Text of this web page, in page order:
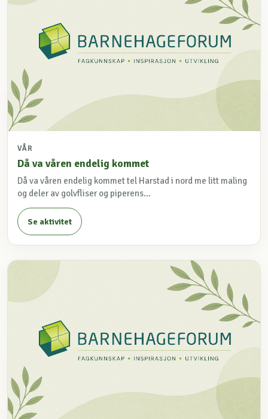
VÅR
Då va våren endelig kommet
Då va våren endelig kommet tel Harstad i nord me litt maling
og deler av golvfliser og piperens...
Se aktivitet